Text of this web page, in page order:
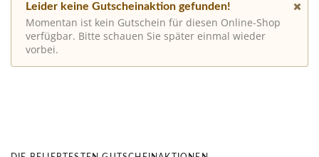
Leider keine Gutscheinaktion gefunden!
Momentan ist kein Gutschein für diesen Online-Shop
verfügbar. Bitte schauen Sie später einmal wieder
vorbei.